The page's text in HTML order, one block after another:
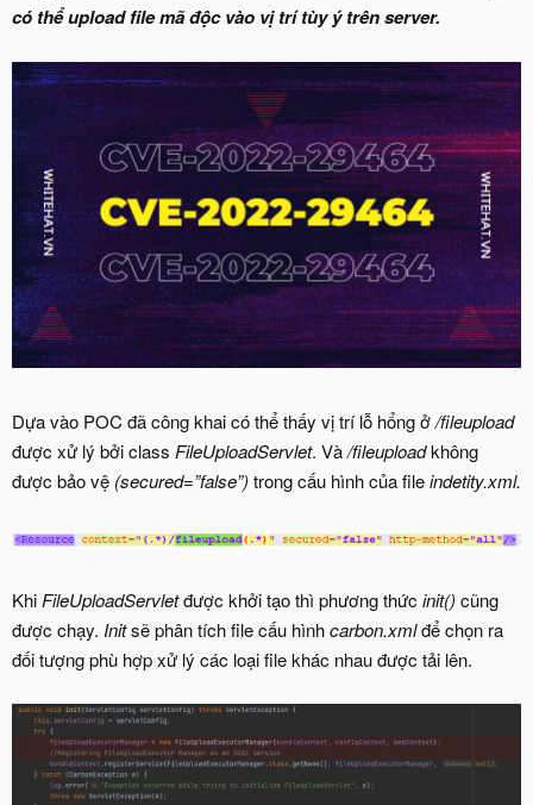
có thể upload file mã độc vào vị trí tùy ý trên server.
Dựa vào POC đã công khai có thể thấy vị trí lỗ hổng ở/fileupload
được xử lý bởi class FileUploadServlet. Và/fileuploadkhông
được bảo vệ (secured=”false”) trong cấu hình của fileindetity.xml.
KhiFileUploadServletđược khởi tạo thì phương thức init() cũng
được chạy. Initsẽ phân tích file cấu hìnhcarbon.xmlđể chọn ra
đối tượng phù hợp xử lý các loại file khác nhau được tải lên.